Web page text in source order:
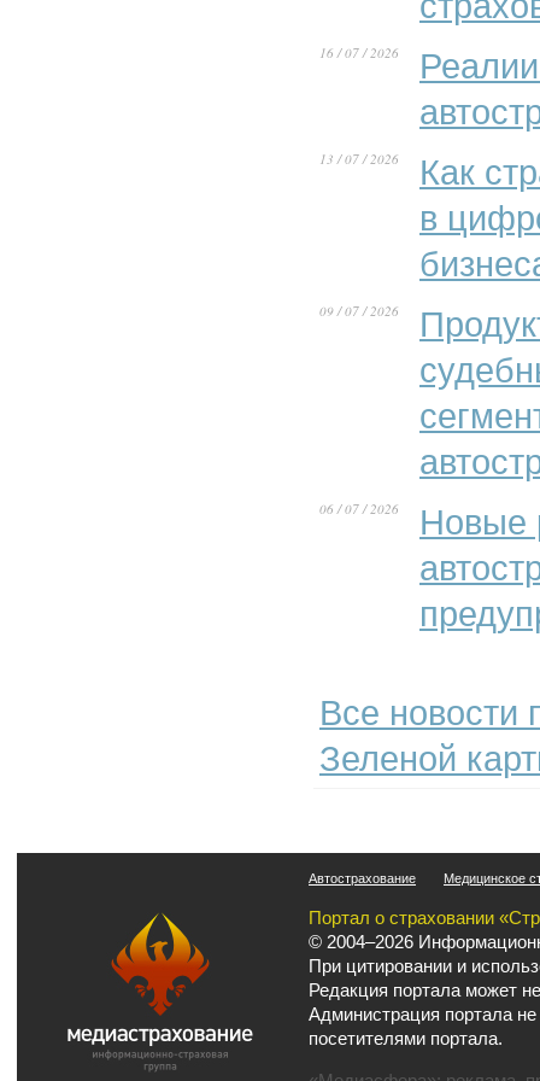
16 / 07 / 2026
13 / 07 / 2026
Как
в
09 / 07 / 2026
06 / 07 / 2026
Новые
Все новости
Зеленой
Автострахование Медицинское
Портал о страховании
© 2004–2026
При цитировании и
Редакция портала может
Администрация портала
посетителями портала.